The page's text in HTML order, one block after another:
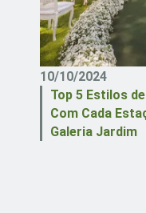
10/10/2024
Top 5 Estilos
Com Cada
Galeria Jardim